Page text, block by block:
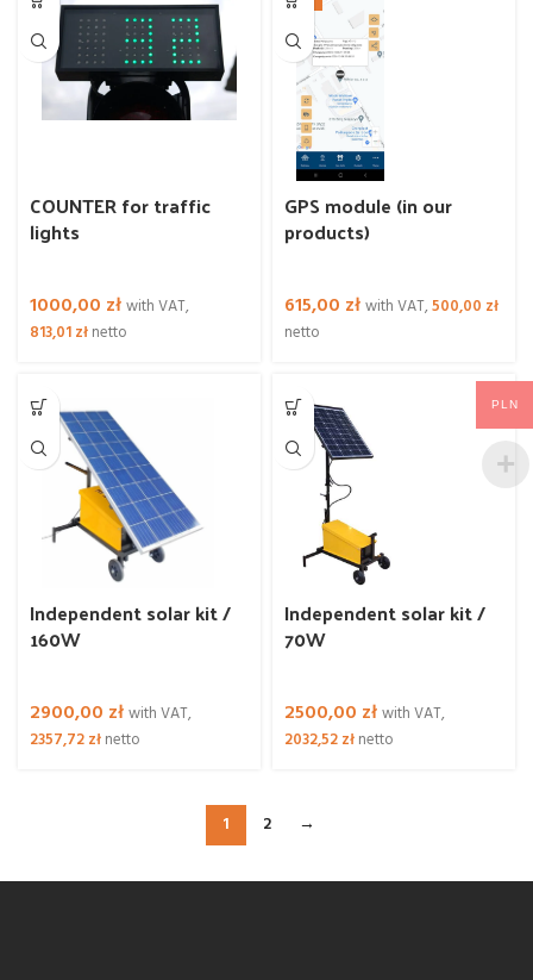
COUNTER for traffic
lights
1000,00 złwith VAT,
813,01złnetto
GPS module (in our
products)
615,00 złwith VAT,500,00 zł
netto
Independent solar kit /
160W
2900,00 złwith VAT,
2357,72złnetto
Independent solar kit /
70W
2500,00 złwith VAT,
2032,52złnetto
1 2 →
PLN